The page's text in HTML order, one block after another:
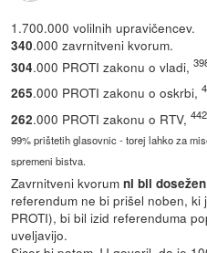
1.700.000 volilnih upravičencev.
340.000 zavrnitveni kvorum.
304.000 PROTI zakonu o vladi,
265.000 PROTI zakonu o oskrbi,
262.000 PROTI zakonu o RTV,
99% prištetih glasovnic - torej lahko za
spremeni bistva.
Zavrnitveni kvorumni bil dosežen
referendum ne bi prišel noben,
PROTI), bi bil izid referenduma
uveljavijo.